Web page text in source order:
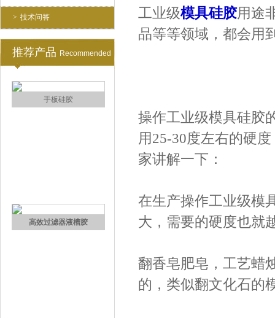
> 技术问答
推荐产品 Recommended
手板硅胶
高效过滤器液槽胶
工业级模具硅胶用途
品等等领域，都会用
操作工业级模具硅胶
用25-30度左右的硬
家讲解一下：
在生产操作工业级模
大，需要的硬度也就
翻香皂肥皂，工艺蜡
的，类似翻文化石的